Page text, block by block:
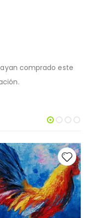
comprado este